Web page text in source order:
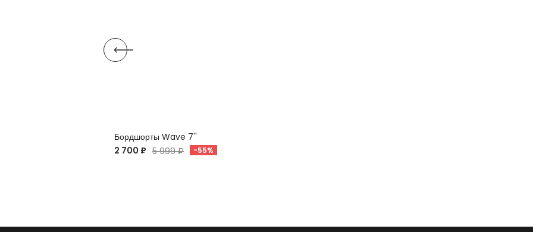
Бордшорты Wave 7''
2 700 ₽ 5 999 ₽ -55%